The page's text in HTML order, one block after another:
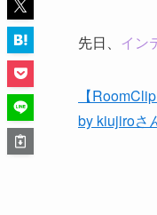
先日、 イン
【
by kiujiroさ